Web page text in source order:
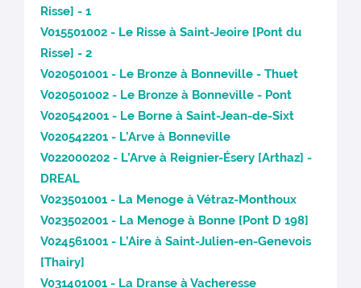
Risse] - 1
V015501002 - Le Risse à Saint-Jeoire [Pont du
Risse] - 2
V020501001 - Le Bronze à Bonneville - Thuet
V020501002 - Le Bronze à Bonneville - Pont
V020542001 - Le Borne à Saint-Jean-de-Sixt
V020542201 - L’Arve à Bonneville
V022000202 - L’Arve à Reignier-Ésery [Arthaz] -
DREAL
V023501001 - La Menoge à Vétraz-Monthoux
V023502001 - La Menoge à Bonne [Pont D 198]
V024561001 - L’Aire à Saint-Julien-en-Genevois
[Thairy]
V031401001 - La Dranse à Vacheresse